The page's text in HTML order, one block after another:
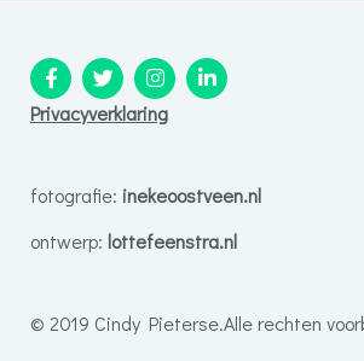
Privacyverklaring
fotografie: inekeoostveen.nl
ontwerp: lottefeenstra.nl
© 2019 Cindy Pieterse.Alle rechten